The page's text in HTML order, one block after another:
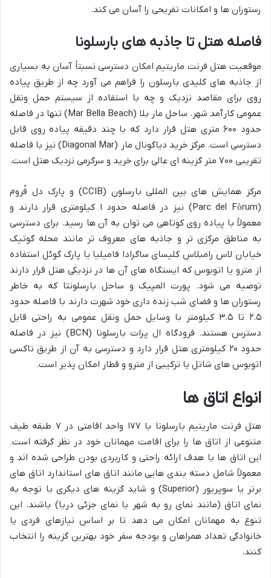
رستوران ها و امکانات تفریحی را آسان می کند.
فاصله هتل تا جاذبه های بارسلونا
موقعیت هتل فرنت ماریتیم امکان دسترسی نسبتاً آسان به بسیاری
از جاذبه های کلیدی بارسلون را فراهم می آورد چه از طریق پیاده
روی برای مقاصد نزدیک و چه با استفاده از سیستم حمل ونقل
عمومی کارآمد شهر. ساحل مار بلا (Mar Bella Beach) تنها در فاصله
حدود ۶۰۰ متری هتل قرار دارد که با چند دقیقه پیاده روی قابل
دسترسی است. مرکز خرید دیاگونال مار (Diagonal Mar) نیز با فاصله
تقریبی ۷۰۰ متر گزینه ای عالی برای خرید و سرگرمی نزدیک هتل است.
مرکز همایش های بین المللی بارسلون (CCIB) و پارک دل فُروم
(Parc del Fòrum) نیز در فاصله حدود ۱ کیلومتری قرار دارند و
معمولاً با پیاده روی کوتاهی می توان به آن ها رسید. برای دسترسی
به مناطق مرکزی تر و جاذبه های معروف تر مانند محله گوتیک
خیابان لاس رامبلاس کلیسای ساگرادا فامیلیا یا پارک گوئل استفاده
از مترو یا اتوبوس که ایستگاه های آن ها در نزدیکی هتل قرار دارند
توصیه می شود. پورت المپیک و ساحل بارسلونتا که به خاطر
رستوران ها و فضای شب زنده داری خود شهرت دارند با فاصله حدود
۲.۵ تا ۳.۵ کیلومتر با وسایل حمل ونقل عمومی به راحتی قابل
دسترس هستند. فرودگاه ال پرات بارسلونا (BCN) نیز در فاصله
حدود ۲۰ کیلومتری هتل قرار دارد و دسترسی به آن از طریق تاکسی
اتوبوس های شاتل یا ترکیبی از مترو و قطار امکان پذیر است.
انواع اتاق ها
هتل فرنت ماریتیم بارسلونا با ۱۷۷ واحد اقامتی در ۷ طبقه طیف
متنوعی از اتاق ها را برای اقامت مهمانان خود در نظر گرفته است.
این اتاق ها با هدف ارائه راحتی و کاربردی بودن طراحی شده اند و
معمولاً شامل دسته بندی هایی مانند اتاق های استاندارد اتاق های
برتر یا سوپریور (Superior) و شاید گزینه های دیگری با توجه به
نمای اتاق (مانند نمای رو به شهر یا نمای جزئی دریا) باشند. این
تنوع به مهمانان امکان می دهد تا بر اساس نیازهای فردی یا
خانوادگی تعداد همراهان و بودجه سفر خود بهترین گزینه را انتخاب
کنند.